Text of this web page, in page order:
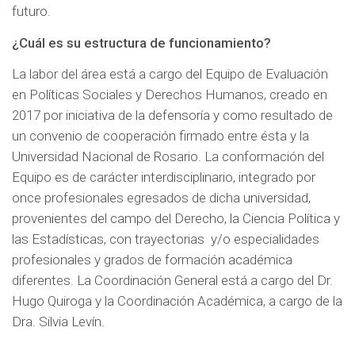
futuro.
¿Cuál es su estructura de funcionamiento?
La labor del área está a cargo del Equipo de Evaluación
en Políticas Sociales y Derechos Humanos, creado en
2017 por iniciativa de la defensoría y como resultado de
un convenio de cooperación firmado entre ésta y la
Universidad Nacional de Rosario. La conformación del
Equipo es de carácter interdisciplinario, integrado por
once profesionales egresados de dicha universidad,
provenientes del campo del Derecho, la Ciencia Política y
las Estadísticas, con trayectorias y/o especialidades
profesionales y grados de formación académica
diferentes. La Coordinación General está a cargo del Dr.
Hugo Quiroga y la Coordinación Académica, a cargo de la
Dra. Silvia Levín.